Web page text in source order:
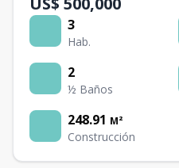
3
Hab.
2
½ Baños
248.91 M²
Construcción